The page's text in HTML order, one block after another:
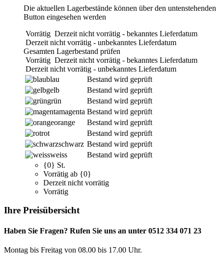
Die aktuellen Lagerbestände können über den untenstehenden
Button eingesehen werden
Vorrätig Derzeit nicht vorrätig - bekanntes Lieferdatum
Derzeit nicht vorrätig - unbekanntes Lieferdatum
Gesamten Lagerbestand prüfen
Vorrätig Derzeit nicht vorrätig - bekanntes Lieferdatum
Derzeit nicht vorrätig - unbekanntes Lieferdatum
blau
Bestand wird geprüft
gelb
Bestand wird geprüft
grün
Bestand wird geprüft
magenta Bestand wird geprüft
orange
Bestand wird geprüft
rot
Bestand wird geprüft
schwarz Bestand wird geprüft
weiss
Bestand wird geprüft
{0} St.
Vorrätig ab {0}
Derzeit nicht vorrätig
Vorrätig
Ihre Preisübersicht
Haben Sie Fragen? Rufen Sie uns an unter 0512 334 071 23
Montag bis Freitag von 08.00 bis 17.00 Uhr.